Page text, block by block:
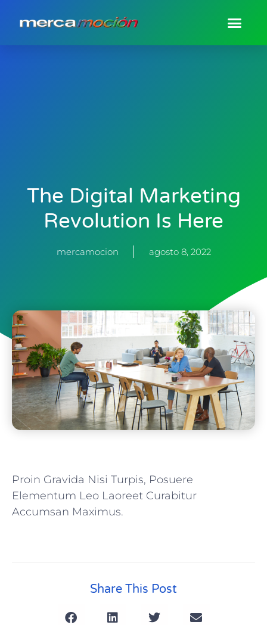
The Digital Marketing
Revolution Is Here
mercamocion agosto 8, 2022
Proin Gravida Nisi Turpis, Posuere
Elementum Leo Laoreet Curabitur
Accumsan Maximus.
Share This Post